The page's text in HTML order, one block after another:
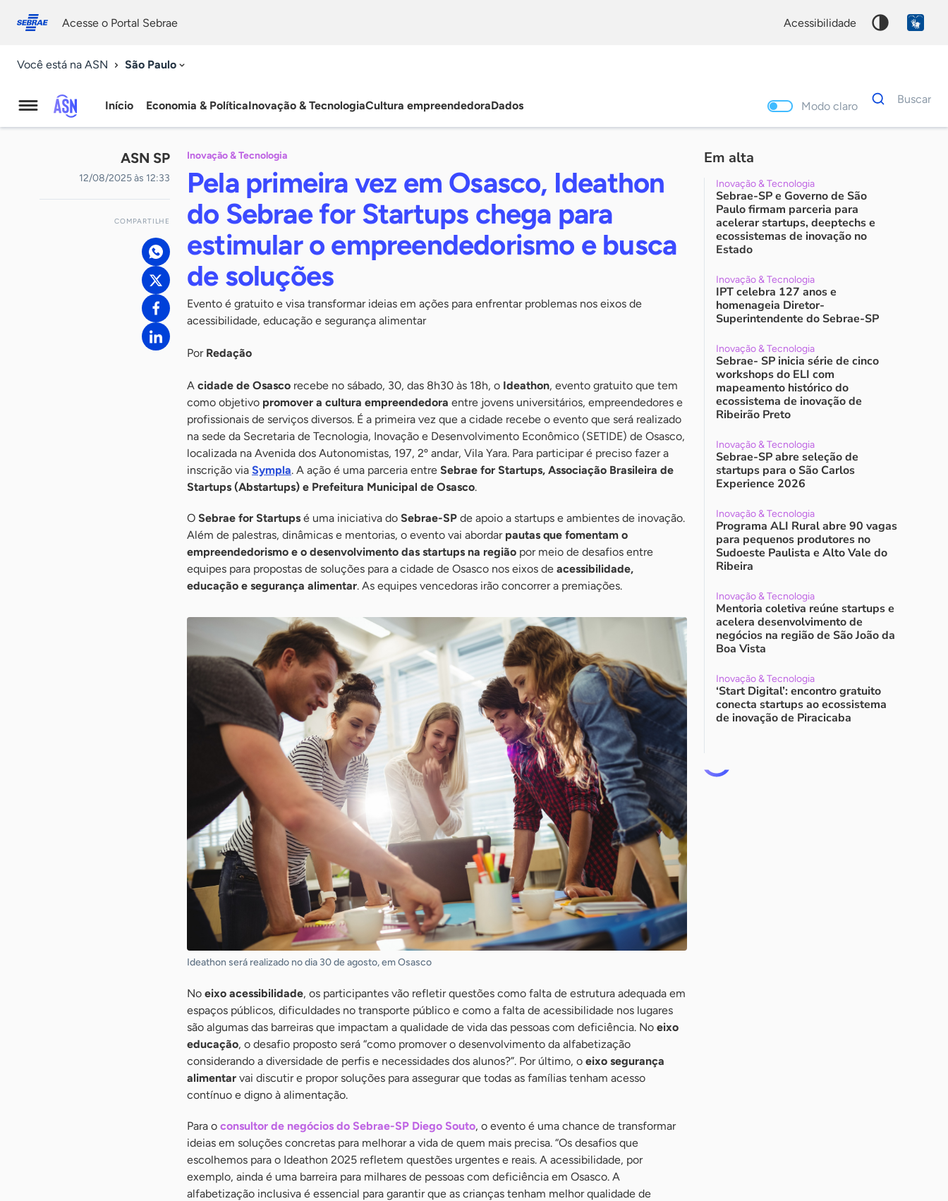
conosco
Acesse o Portal Sebrae acessibilidade
Você está na ASN São Paulo
Agência
Sebrae
Notícias
Início Economia & PolíticaInovação & TecnologiaCultura empreendedoraDados Modo claro
Dados
para
Buscar
ASN SP
12/08/2025 às 12:33
COMPARTILHE
Inovação & Tecnologia
Pela primeira vez em Osasco, Ideathon
do Sebrae for Startups chega para
estimular o empreendedorismo e busca
de soluções
Evento é gratuito e visa transformar ideias em ações para enfrentar problemas nos eixos de
acessibilidade, educação e segurança alimentar
Por Redação
A cidade de Osasco recebe no sábado, 30, das 8h30 às 18h, o Ideathon, evento gratuito que tem
como objetivo promover a cultura empreendedora entre jovens universitários, empreendedores e
profissionais de serviços diversos. É a primeira vez que a cidade recebe o evento que será realizado
na sede da Secretaria de Tecnologia, Inovação e Desenvolvimento Econômico (SETIDE) de Osasco,
localizada na Avenida dos Autonomistas, 197, 2º andar, Vila Yara. Para participar é preciso fazer a
inscrição via Sympla. A ação é uma parceria entre Sebrae for Startups, Associação Brasileira de
Startups (Abstartups) e Prefeitura Municipal de Osasco.
O Sebrae for Startups é uma iniciativa do Sebrae-SP de apoio a startups e ambientes de inovação.
Além de palestras, dinâmicas e mentorias, o evento vai abordar pautas que fomentam o
empreendedorismo e o desenvolvimento das startups na região por meio de desafios entre
equipes para propostas de soluções para a cidade de Osasco nos eixos de acessibilidade,
educação e segurança alimentar. As equipes vencedoras irão concorrer a premiações.
Ideathon será realizado no dia 30 de agosto, em Osasco
No eixo acessibilidade, os participantes vão refletir questões como falta de estrutura adequada em
espaços públicos, dificuldades no transporte público e como a falta de acessibilidade nos lugares
são algumas das barreiras que impactam a qualidade de vida das pessoas com deficiência. No eixo
educação, o desafio proposto será “como promover o desenvolvimento da alfabetização
considerando a diversidade de perfis e necessidades dos alunos?”. Por último, o eixo segurança
alimentar vai discutir e propor soluções para assegurar que todas as famílias tenham acesso
contínuo e digno à alimentação.
Para o consultor de negócios do Sebrae-SP Diego Souto, o evento é uma chance de transformar
ideias em soluções concretas para melhorar a vida de quem mais precisa. “Os desafios que
escolhemos para o Ideathon 2025 refletem questões urgentes e reais. A acessibilidade, por
exemplo, ainda é uma barreira para milhares de pessoas com deficiência em Osasco. A
alfabetização inclusiva é essencial para garantir que as crianças tenham melhor qualidade de
Em alta
Inovação & Tecnologia
Sebrae-SP e Governo de São
Paulo firmam parceria para
acelerar startups, deeptechs e
ecossistemas de inovação no
Estado
Inovação & Tecnologia
IPT celebra 127 anos e
homenageia Diretor-
Superintendente do Sebrae-SP
Inovação & Tecnologia
Sebrae- SP inicia série de cinco
workshops do ELI com
mapeamento histórico do
ecossistema de inovação de
Ribeirão Preto
Inovação & Tecnologia
Sebrae-SP abre seleção de
startups para o São Carlos
Experience 2026
Inovação & Tecnologia
Programa ALI Rural abre 90 vagas
para pequenos produtores no
Sudoeste Paulista e Alto Vale do
Ribeira
Inovação & Tecnologia
Mentoria coletiva reúne startups e
acelera desenvolvimento de
negócios na região de São João da
Boa Vista
Inovação & Tecnologia
‘Start Digital’: encontro gratuito
conecta startups ao ecossistema
de inovação de Piracicaba